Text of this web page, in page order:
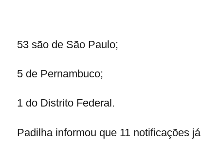
53 são de São Paulo;
5 de Pernambuco;
1 do Distrito Federal.
Padilha informou que 11 notificações já